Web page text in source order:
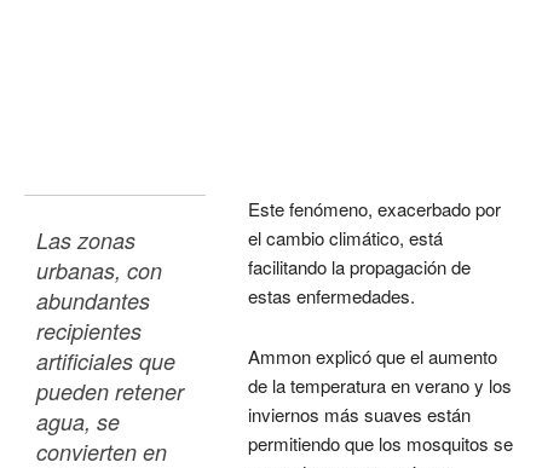
Las zonas
urbanas, con
abundantes
recipientes
artificiales que
pueden retener
agua, se
convierten en
Este fenómeno, exacerbado por
el cambio climático, está
facilitando la propagación de
estas enfermedades.
Ammon explicó que el aumento
de la temperatura en verano y los
inviernos más suaves están
permitiendo que los mosquitos se